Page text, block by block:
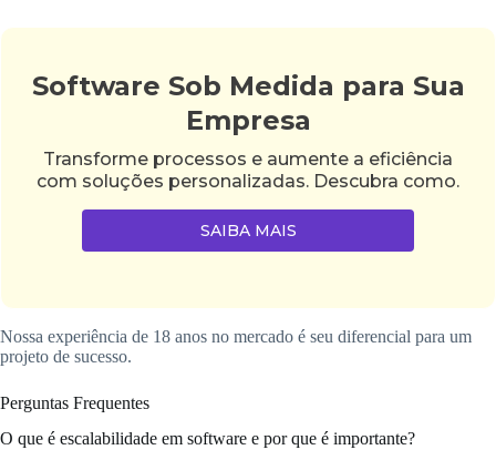
Software Sob Medida para Sua
Empresa
Transforme processos e aumente a eficiência
com soluções personalizadas. Descubra como.
SAIBA MAIS
Nossa experiência de 18 anos no mercado é seu diferencial para um
projeto de sucesso.
Perguntas Frequentes
O que é escalabilidade em software e por que é importante?